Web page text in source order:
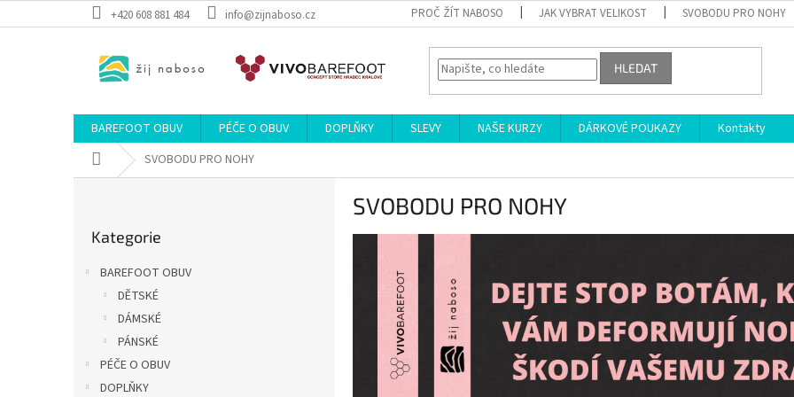
na
+420 608 881 484 info@zijnaboso.cz PROČ ŽÍT NABOSO JAK VYBRAT VELIKOST SVOBODU PRO NOHY
HLEDAT
BAREFOOT OBUV PÉČE O OBUV DOPLŇKY SLEVY NAŠE KURZY DÁRKOVÉ POUKAZY
Kontakty
Domů SVOBODU PRO NOHY
kategorie
Kategorie
BAREFOOT OBUV
DĚTSKÉ
DÁMSKÉ
PÁNSKÉ
PÉČE O OBUV
DOPLŇKY
SVOBODU PRO NOHY